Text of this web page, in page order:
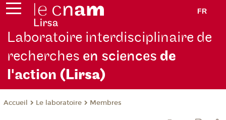
FR
Laboratoire interdisciplinaire de
recherches en sciencesde
l'action (Lirsa)
Accueil Le laboratoire Membres